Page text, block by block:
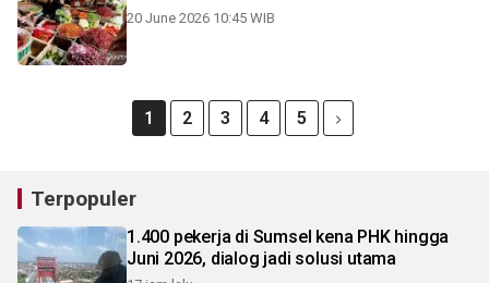
20 June 2026 10:45 WIB
1 2 3 4 5
Terpopuler
1.400 pekerja di Sumsel kena PHK hingga
Juni 2026, dialog jadi solusi utama